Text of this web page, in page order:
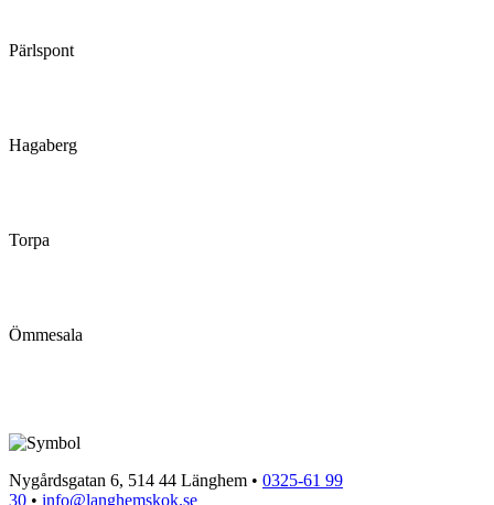
Pärlspont
Hagaberg
Torpa
Ömmesala
Nygårdsgatan 6, 514 44 Länghem • 0325-61 99
30 • info@langhemskok.se